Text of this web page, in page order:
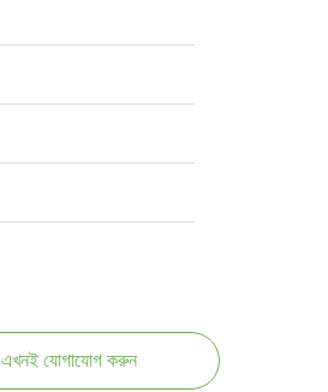
এখনই যোগাযোগ করুন